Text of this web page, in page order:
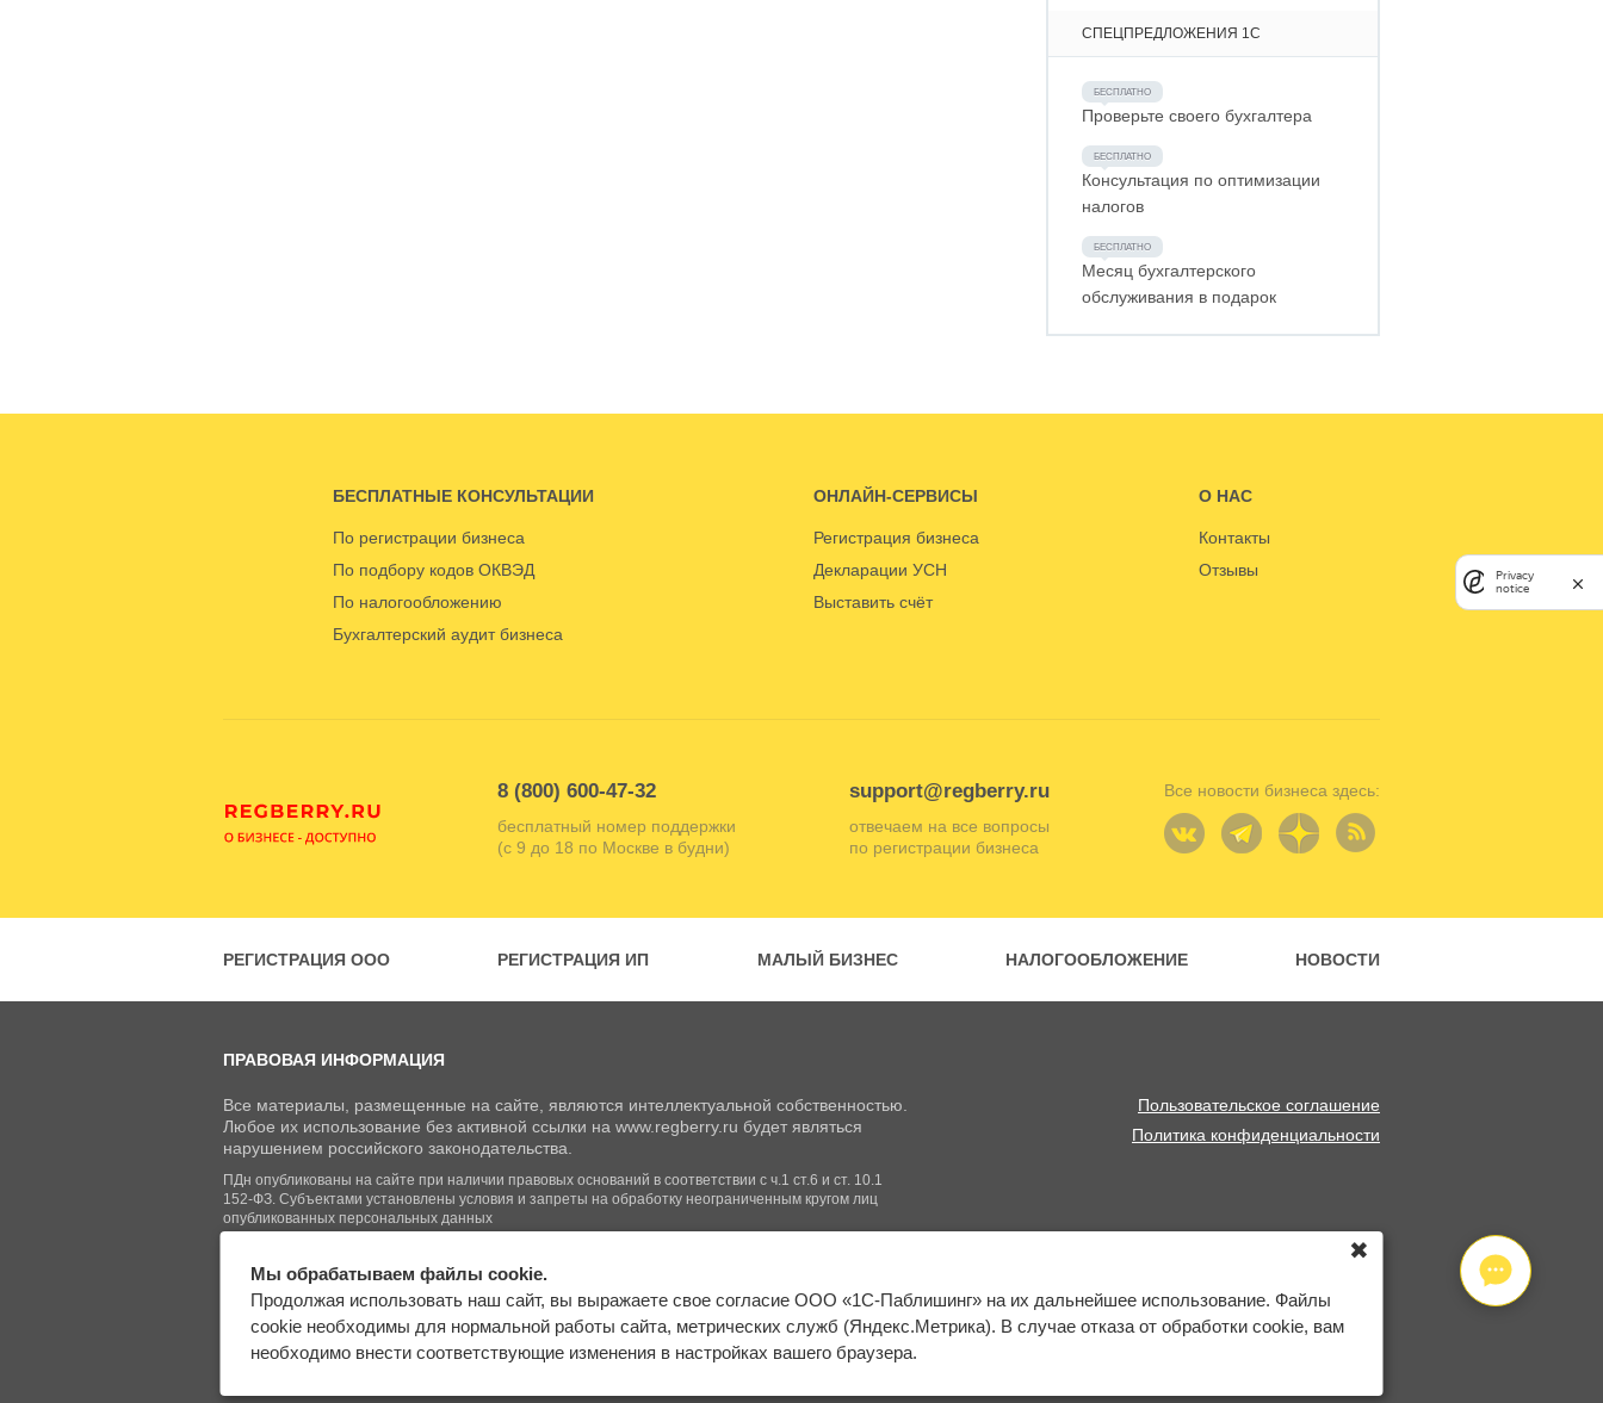
СПЕЦПРЕДЛОЖЕНИЯ 1С
Проверьте своего бухгалтера
Консультация по оптимизации
налогов
Месяц бухгалтерского
обслуживания в подарок
БЕСПЛАТНЫЕ КОНСУЛЬТАЦИИ
По регистрации бизнеса
По подбору кодов ОКВЭД
По налогообложению
Бухгалтерский аудит бизнеса
ОНЛАЙН-СЕРВИСЫ
Регистрация бизнеса
Декларации УСН
Выставить счёт
О НАС
Контакты
Отзывы
8 (800) 600-47-32
бесплатный номер поддержки
(с 9 до 18 по Москве в будни)
support@regberry.ru
отвечаем на все вопросы
по регистрации бизнеса
Все новости бизнеса здесь:
РЕГИСТРАЦИЯ ООО РЕГИСТРАЦИЯ ИП МАЛЫЙ БИЗНЕС НАЛОГООБЛОЖЕНИЕ НОВОСТИ
ПРАВОВАЯ ИНФОРМАЦИЯ
Все материалы, размещенные на сайте, являются интеллектуальной собственностью.
Любое их использование без активной ссылки на www.regberry.ru будет являться
нарушением российского законодательства.
ПДн опубликованы на сайте при наличии правовых оснований в соответствии с ч.1 ст.6 и ст. 10.1
152-ФЗ. Субъектами установлены условия и запреты на обработку неограниченным кругом лиц
опубликованных персональных данных
Пользовательское соглашение
Политика конфиденциальности
© Regberry.ru, 2013–2026
Все права защищены
Входим в группу
компаний «1С»
Карта сайта
Мы обрабатываем файлы cookie.
Продолжая использовать наш сайт, вы выражаете свое согласие ООО «1С-Паблишинг» на их дальнейшее использование. Файлы
cookie необходимы для нормальной работы сайта, метрических служб (Яндекс.Метрика). В случае отказа от обработки cookie, вам
необходимо внести соответствующие изменения в настройках вашего браузера.
✖
Privacy
notice